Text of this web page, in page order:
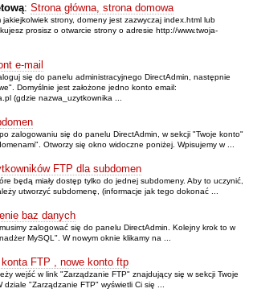
: Strona główna, strona domowa
jakiejkolwiek strony, domeny jest zazwyczaj index.html lub
prosisz o otwarcie strony o adresie http://www.twoja-
e-mail
się do panelu administracyjnego DirectAdmin, następnie
Domyślnie jest założone jedno konto email:
(gdzie nazwa_uzytkownika ...
zalogowaniu się do panelu DirectAdmin, w sekcji "Twoje konto"
Otworzy się okno widoczne poniżej. Wpisujemy w ...
FTP dla subdomen
będą miały dostęp tylko do jednej subdomeny. Aby to uczynić,
utworzyć subdomenę, (informacje jak tego dokonać ...
baz danych
zalogować się do panelu DirectAdmin. Kolejny krok to w
MySQL". W nowym oknie klikamy na ...
konta FTP , nowe konto ftp
wejść w link "Zarządzanie FTP" znajdujący się w sekcji Twoje
"Zarządzanie FTP" wyświetli Ci się ...